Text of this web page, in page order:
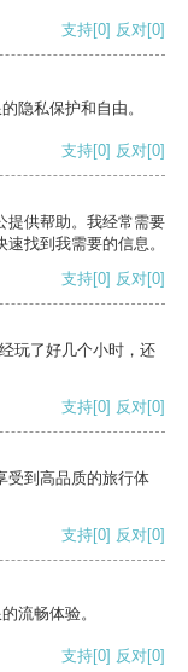
支持[0] 反对[0]
隐私保护和自由。
支持[0] 反对[0]
提供帮助。我经常需要
找到我需要的信息。
支持[0] 反对[0]
玩了好几个小时，还
支持[0] 反对[0]
受到高品质的旅行体
支持[0] 反对[0]
流畅体验。
支持[0] 反对[0]